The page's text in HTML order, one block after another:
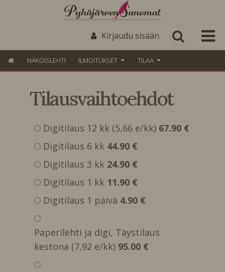
Kirjaudu sisään
NÄKÖISLEHTI ILMOITUKSET TILAA
Tilausvaihtoehdot
Digitilaus 12 kk (5,66 e/kk) 67.90 €
Digitilaus 6 kk 44.90 €
Digitilaus 3 kk 24.90 €
Digitilaus 1 kk 11.90 €
Digitilaus 1 päivä 4.90 €
Paperilehti ja digi, Täystilaus
kestona (7,92 e/kk) 95.00 €